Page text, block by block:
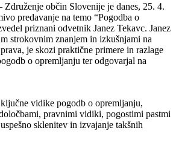
občin Slovenije je danes, 25. 4.
predavanje na temo “Pogodba o
priznani odvetnik Janez Tekavc. Janez
strokovnim znanjem in izkušnjami na
je skozi praktične primere in razlage
o opremljanju ter odgovarjal na
vidike pogodb o opremljanju,
pravnimi vidiki, pogostimi pastmi
sklenitev in izvajanje takšnih